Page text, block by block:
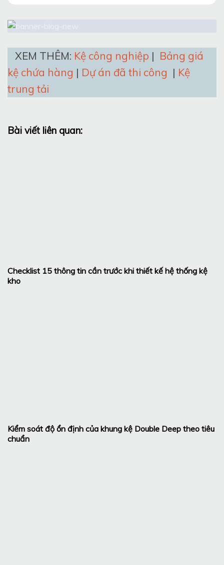
XEM THÊM: Kệ công nghiệp | Bảng giá
kệ chứa hàng | Dự án đã thi công | Kệ
trung tải
Bài viết liên quan:
Checklist 15 thông tin cần trước khi thiết kế hệ thống kệ
kho
Kiểm soát độ ổn định của khung kệ Double Deep theo tiêu
chuẩn